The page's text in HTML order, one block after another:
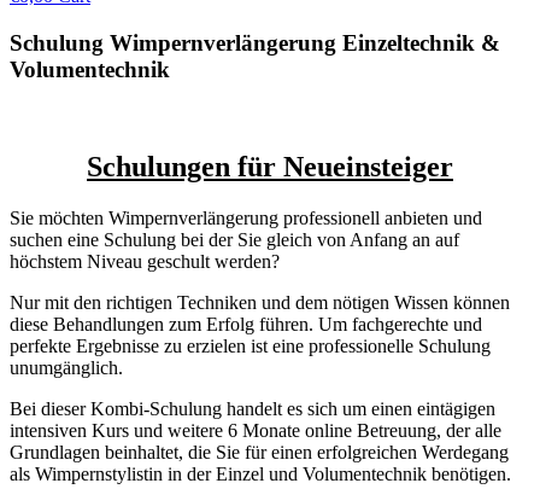
Schulung Wimpernverlängerung Einzeltechnik &
Volumentechnik
Schulungen für Neueinsteiger
Sie möchten Wimpernverlängerung professionell anbieten und
suchen eine Schulung bei der Sie gleich von Anfang an auf
höchstem Niveau geschult werden?
Nur mit den richtigen Techniken und dem nötigen Wissen können
diese Behandlungen zum Erfolg führen. Um fachgerechte und
perfekte Ergebnisse zu erzielen ist eine professionelle Schulung
unumgänglich.
Bei dieser Kombi-Schulung handelt es sich um einen eintägigen
intensiven Kurs und weitere 6 Monate online Betreuung, der alle
Grundlagen beinhaltet, die Sie für einen erfolgreichen Werdegang
als Wimpernstylistin in der Einzel und Volumentechnik benötigen.